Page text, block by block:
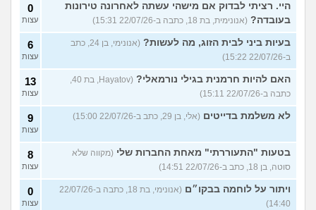
היי. רציתי לבדוק אם מישהי עשתה לאחרונה טירונות
בעובדה? (אנונימית, בת 18, כתבה ב-22/07/26 15:31)
0
עצות
בעיות ביני לבית הזוג, מה לעשות?
(אנונימי, בן 24, כתב
ב-22/07/26 15:22)
6
עצות
האם להיות חרמנית בגילי נורמאלי?
(Hayatov, בת 40,
כתבה ב-22/07/26 15:11)
13
עצות
לא משלמת בדייטים (אלי, בן 29, כתב ב-22/07/26 15:00) 9
עצות
בטעות "התעוררתי" מאחת החברות שלי (מקווה שלא
סוטה, בן 18, כתב ב-22/07/26 14:51)
8
עצות
ויתור על לוחמה בבקו״ם
(אנונימי, בת 18, כתבה ב-22/07/26
14:40)
0
עצות